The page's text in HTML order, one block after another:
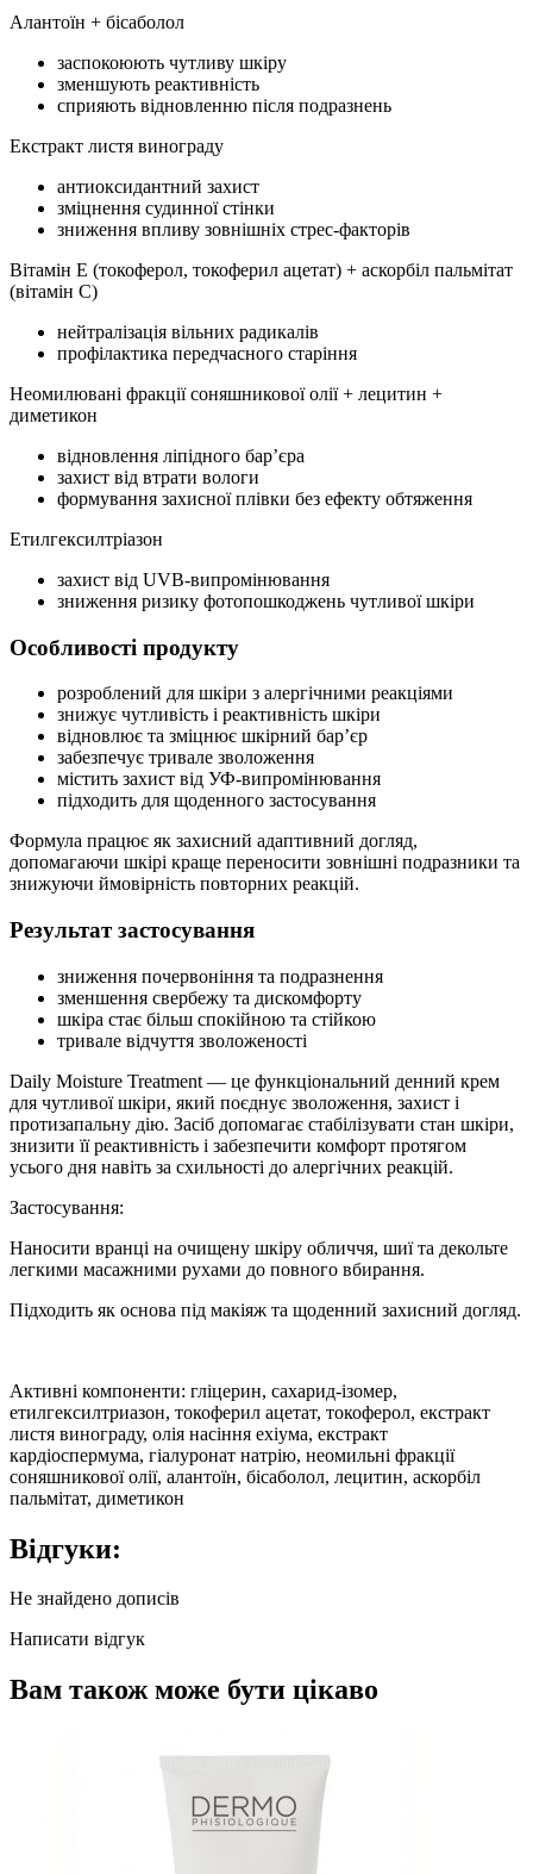
Алантоїн + бісаболол
заспокоюють чутливу шкіру
зменшують реактивність
сприяють відновленню після подразнень
Екстракт листя винограду
антиоксидантний захист
зміцнення судинної стінки
зниження впливу зовнішніх стрес-факторів
Вітамін Е (токоферол, токоферил ацетат) + аскорбіл пальмітат
(вітамін С)
нейтралізація вільних радикалів
профілактика передчасного старіння
Неомилювані фракції соняшникової олії + лецитин +
диметикон
відновлення ліпідного бар’єра
захист від втрати вологи
формування захисної плівки без ефекту обтяження
Етилгексилтріазон
захист від UVB-випромінювання
зниження ризику фотопошкоджень чутливої шкіри
Особливості продукту
розроблений для шкіри з алергічними реакціями
знижує чутливість і реактивність шкіри
відновлює та зміцнює шкірний бар’єр
забезпечує тривале зволоження
містить захист від УФ-випромінювання
підходить для щоденного застосування
Формула працює як захисний адаптивний догляд,
допомагаючи шкірі краще переносити зовнішні подразники та
знижуючи ймовірність повторних реакцій.
Результат застосування
зниження почервоніння та подразнення
зменшення свербежу та дискомфорту
шкіра стає більш спокійною та стійкою
тривале відчуття зволоженості
Daily Moisture Treatment — це функціональний денний крем
для чутливої шкіри, який поєднує зволоження, захист і
протизапальну дію. Засіб допомагає стабілізувати стан шкіри,
знизити її реактивність і забезпечити комфорт протягом
усього дня навіть за схильності до алергічних реакцій.
Застосування:
Наносити вранці на очищену шкіру обличчя, шиї та декольте
легкими масажними рухами до повного вбирання.
Підходить як основа під макіяж та щоденний захисний догляд.
Активні компоненти: гліцерин, сахарид-ізомер,
етилгексилтриазон, токоферил ацетат, токоферол, екстракт
листя винограду, олія насіння ехіума, екстракт
кардіоспермума, гіалуронат натрію, неомильні фракції
соняшникової олії, алантоїн, бісаболол, лецитин, аскорбіл
пальмітат, диметикон
Відгуки:
Не знайдено дописів
Написати відгук
Вам також може бути цікаво